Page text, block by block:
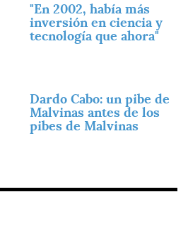
"En 2002, había más
inversión en ciencia y
tecnología que ahora"
Dardo Cabo: un pibe de
Malvinas antes de los
pibes de Malvinas